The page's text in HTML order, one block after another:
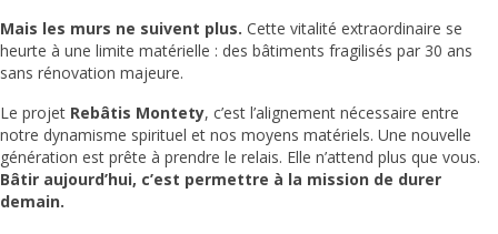
Mais les murs ne suivent plus. Cette vitalité extraordinaire se
heurte à une limite matérielle : des bâtiments fragilisés par 30 ans
sans rénovation majeure.
Le projet Rebâtis Montety, c’est l’alignement nécessaire entre
notre dynamisme spirituel et nos moyens matériels. Une nouvelle
génération est prête à prendre le relais. Elle n’attend plus que vous.
Bâtir aujourd’hui, c’est permettre à la mission de durer
demain.